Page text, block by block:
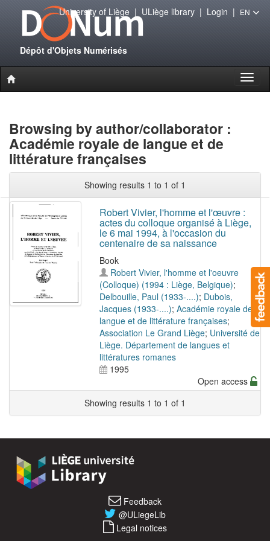
Dépôt d'Objets Numérisés
University of Liège| ULiège library| Login | EN
Browsing by author/collaborator :
Académie royale de langue et de
littérature françaises
Showing results 1 to 1 of 1
Robert Vivier, l'homme et l'œuvre :
actes du colloque organisé à Liège,
le 6 mai 1994, à l'occasion du
centenaire de sa naissance
Book
Robert Vivier, l'homme et l'oeuvre
(Colloque) (1994 : Liège, Belgique);
Delbouille, Paul (1933-....); Dubois,
Jacques (1933-....); Académie royale de
langue et de littérature françaises;
Association Le Grand Liège; Université de
Liège. Département de langues et
littératures romanes
1995
Open access
Showing results 1 to 1 of 1
Feedback
@ULiegeLib
Legal notices